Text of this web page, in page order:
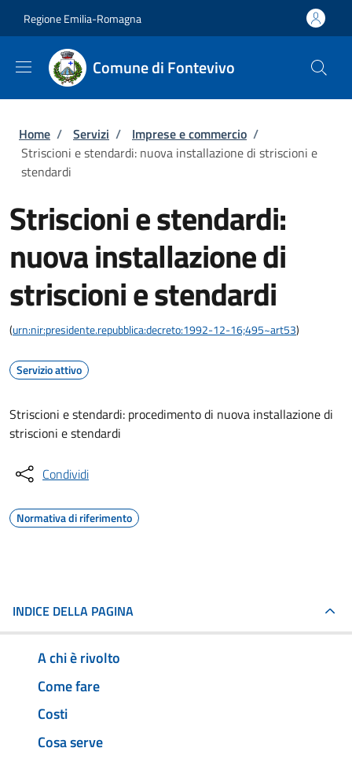
Regione Emilia-Romagna
Comune di Fontevivo
Briciole di pane
Home / Servizi / Imprese e commercio /
Striscioni e stendardi: nuova installazione di striscioni e
stendardi
Striscioni e stendardi:
nuova installazione di
striscioni e stendardi
(urn:nir:presidente.repubblica:decreto:1992-12-16;495~art53)
Servizio attivo
Striscioni e stendardi: procedimento di nuova installazione di
striscioni e stendardi
Condividi
Normativa di riferimento
INDICE DELLA PAGINA
A chi è rivolto
Come fare
Costi
Cosa serve